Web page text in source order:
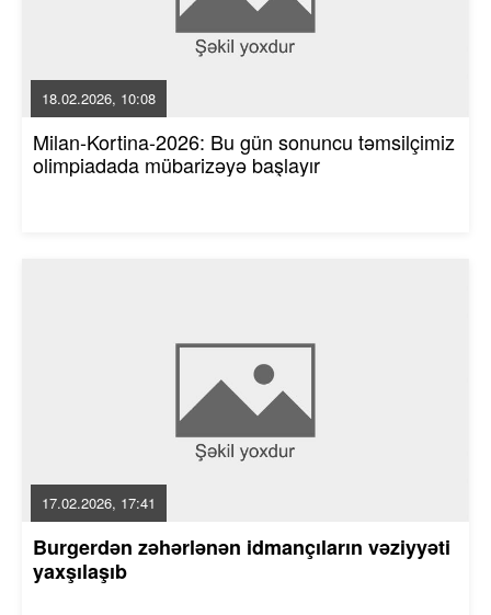
18.02.2026, 10:08
Milan-Kortina-2026: Bu gün sonuncu təmsilçimiz
olimpiadada mübarizəyə başlayır
17.02.2026, 17:41
Burgerdən zəhərlənən idmançıların vəziyyəti
yaxşılaşıb